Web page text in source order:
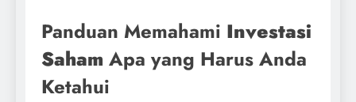
Panduan Memahami Investasi
Saham Apa yang Harus Anda
Ketahui